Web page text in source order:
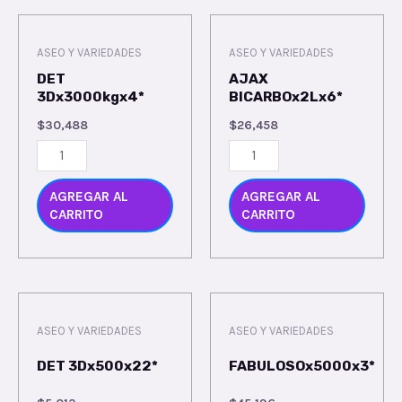
ASEO Y VARIEDADES
DET
3Dx3000kgx4*
$30,488
AGREGAR AL
CARRITO
ASEO Y VARIEDADES
AJAX
BICARBOx2Lx6*
$26,458
AGREGAR AL
CARRITO
ASEO Y VARIEDADES
DET 3Dx500x22*
ASEO Y VARIEDADES
FABULOSOx5000x3*